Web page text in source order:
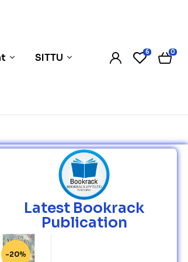
SITTU 6 0
Latest Bookrack
Publication
-20%